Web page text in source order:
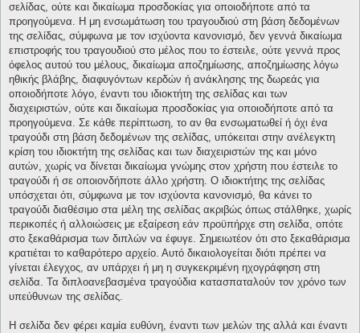
σελίδας, ούτε και δικαίωμα προσδοκίας για οποιοδήποτε από τα
προηγούμενα. Η μη ενσωμάτωση του τραγουδιού στη βάση δεδομένων
της σελίδας, σύμφωνα με τον ισχύοντα κανονισμό, δεν γεννά δικαίωμα
επιστροφής του τραγουδιού στο μέλος που το έστειλε, ούτε γεννά προς
όφελος αυτού του μέλους, δικαίωμα αποζημίωσης, αποζημίωσης λόγω
ηθικής βλάβης, διαφυγόντων κερδών ή ανάκλησης της δωρεάς για
οποιοδήποτε λόγο, έναντι του ιδιοκτήτη της σελίδας και των
διαχειριστών, ούτε και δικαίωμα προσδοκίας για οποιοδήποτε από τα
προηγούμενα. Σε κάθε περίπτωση, το αν θα ενσωματωθεί ή όχι ένα
τραγούδι στη βάση δεδομένων της σελίδας, υπόκειται στην ανέλεγκτη
κρίση του ιδιοκτήτη της σελίδας και των διαχειριστών της και μόνο
αυτών, χωρίς να δίνεται δικαίωμα γνώμης στον χρήστη που έστειλε το
τραγούδι ή σε οποιονδήποτε άλλο χρήστη. Ο ιδιοκτήτης της σελίδας
υπόσχεται ότι, σύμφωνα με τον ισχύοντα κανονισμό, θα κάνει το
τραγούδι διαθέσιμο στα μέλη της σελίδας ακριβώς όπως στάλθηκε, χωρίς
περικοπές ή αλλοιώσεις με εξαίρεση εάν προϋπήρχε στη σελίδα, οπότε
στο ξεκαθάρισμα των διπλών να έφυγε. Σημειωτέον ότι στο ξεκαθάρισμα
κρατιέται το καθαρότερο αρχείο. Αυτό δικαιολογείται διότι πρέπει να
γίνεται έλεγχος, αν υπάρχει ή μη η συγκεκριμένη ηχογράφηση στη
σελίδα. Τα διπλοανεβασμένα τραγούδια κατασπαταλούν τον χρόνο των
υπεύθυνων της σελίδας.
Η σελίδα δεν φέρει καμία ευθύνη, έναντι των μελών της αλλά και έναντι